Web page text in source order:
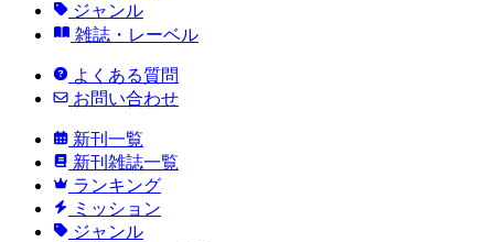
ジャンル
雑誌・レーベル
よくある質問
お問い合わせ
新刊一覧
新刊雑誌一覧
ランキング
ミッション
ジャンル